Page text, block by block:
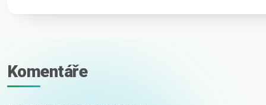
Komentáře